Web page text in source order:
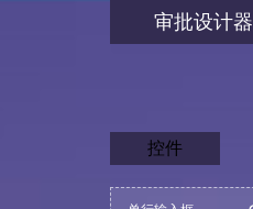
审批设计器
控件